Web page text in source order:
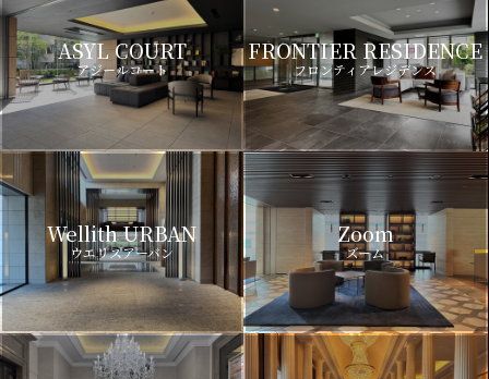
ASYL COURT
アジールコート
FRONTIER RESIDENCE
フロンティアレジデンス
Wellith URBAN
ウエリスアーバン
Zoom
ズーム